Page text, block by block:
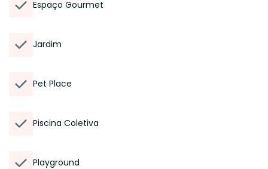
Espaço Gourmet
Jardim
Pet Place
Piscina Coletiva
Playground